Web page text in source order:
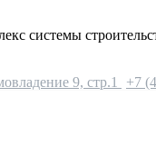
системы
9, стр.1 +7